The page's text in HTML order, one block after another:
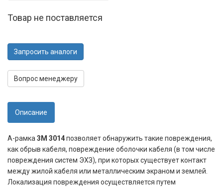
Товар не поставляется
Запросить аналоги
Вопрос менеджеру
Описание
А-рамка3M 3014позволяет обнаружить такие повреждения,
как обрыв кабеля, повреждение оболочки кабеля (в том числе
повреждения систем ЭХЗ), при которых существует контакт
между жилой кабеля или металлическим экраном и землей.
Локализация повреждения осуществляется путем